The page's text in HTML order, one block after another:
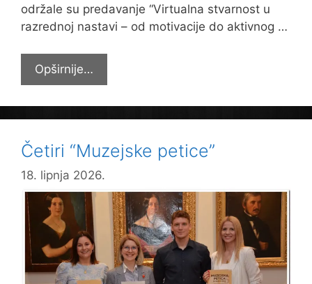
održale su predavanje “Virtualna stvarnost u
razrednoj nastavi – od motivacije do aktivnog …
Opširnije…
djelatnice
sudjelovale
na
u
Četiri “Muzejske petice”
18. lipnja 2026.